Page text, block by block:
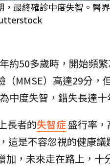
最終確診中度失智。醫
約50多歲時，開始頻
（MMSE）高達29分，
中度失智，錯失長達十
長者的失智症盛行率
這是不容忽視的健康
，未來走在路上，十